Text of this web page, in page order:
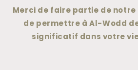
Merci de faire partie de
de permettre à Al-Wodd
significatif dans votre